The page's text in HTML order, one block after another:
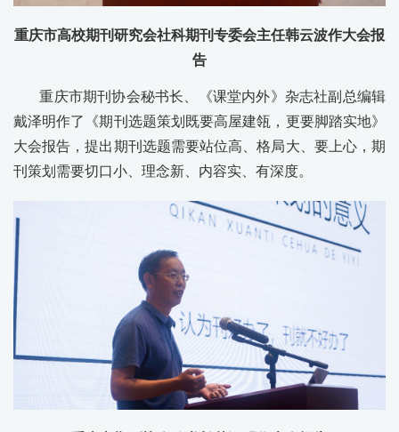
重庆市高校期刊研究会社科期刊专委会主任韩云波作大会报
告
重庆市期刊协会秘书长、《课堂内外》杂志社副总编辑
戴泽明作了《期刊选题策划既要高屋建瓴，更要脚踏实地》
大会报告，提出期刊选题需要站位高、格局大、要上心，期
刊策划需要切口小、理念新、内容实、有深度。